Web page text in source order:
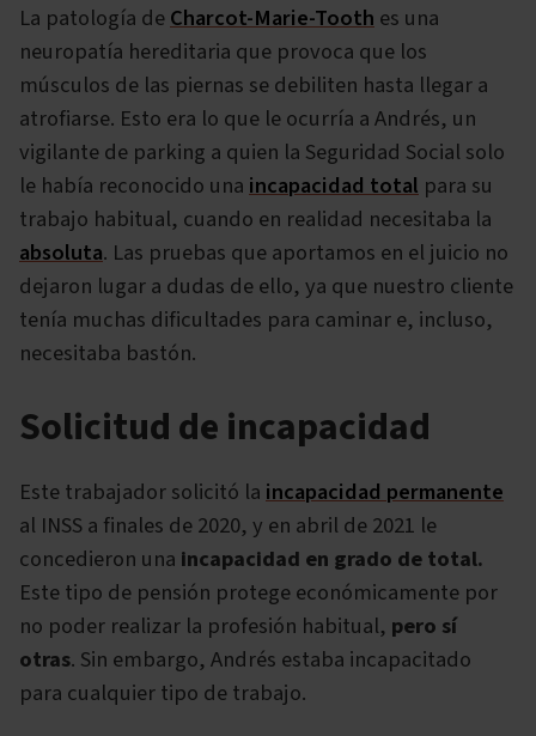
La patología deCharcot-Marie-Tooth es una
neuropatía hereditaria que provoca que los
músculos de las piernas se debiliten hasta llegar a
atrofiarse. Esto era lo que le ocurría a Andrés, un
vigilante de parking a quien la Seguridad Social solo
le había reconocido una incapacidad total para su
trabajo habitual, cuando en realidad necesitaba la
absoluta. Las pruebas que aportamos en el juicio no
dejaron lugar a dudas de ello, ya que nuestro cliente
tenía muchas dificultades para caminar e, incluso,
necesitaba bastón.
Solicitud de incapacidad
Este trabajador solicitó la incapacidad permanente
al INSS a finales de 2020, y en abril de 2021 le
concedieron una incapacidad en grado de total.
Este tipo de pensión protege económicamente por
no poder realizar la profesión habitual, pero sí
otras. Sin embargo, Andrés estaba incapacitado
para cualquier tipo de trabajo.